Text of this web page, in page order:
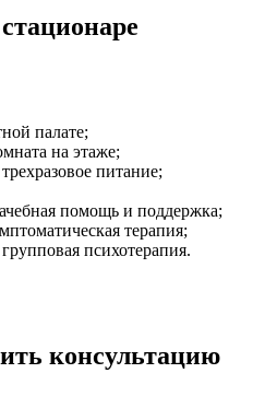
палате;
на этаже;
питание;
помощь и поддержка;
терапия;
психотерапия.
консультацию